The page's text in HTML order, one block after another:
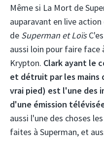
Même si La Mort de
auparavant en live
de Superman et Loïs
aussi loin pour faire
Krypton. Clark ayant le
et détruit par les mains
vrai pied) est l'une des
d'une émission
aussi l'une des choses
faites à Superman, et